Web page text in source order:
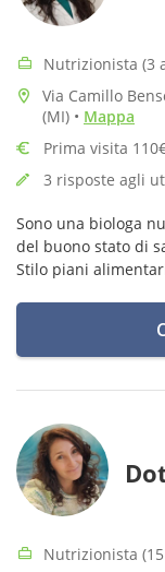
Nutrizionista (3
Via Camillo
(MI) • Mappa
Prima visita
3 risposte agli
Sono una biologa
del buono stato di
Stilo piani
Nutrizionista